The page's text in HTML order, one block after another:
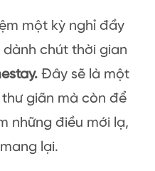
một kỳ nghỉ đầy
chút thời gian
Đây sẽ là một
giãn mà còn để
những điều mới lạ,
lại.